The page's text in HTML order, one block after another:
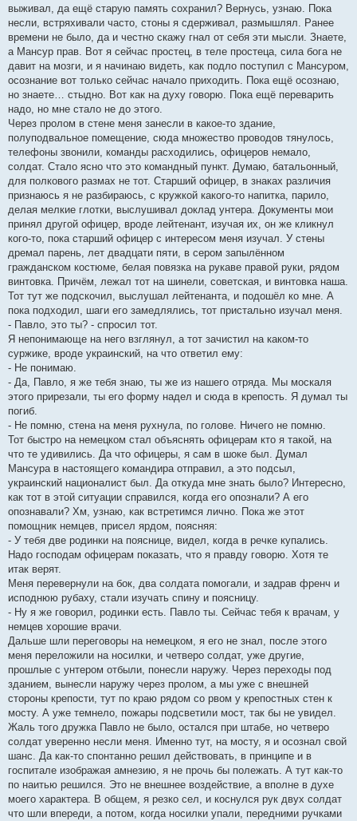
выживал, да ещё старую память сохранил? Вернусь, узнаю. Пока
несли, встряхивали часто, стоны я сдерживал, размышлял. Ранее
времени не было, да и честно скажу гнал от себя эти мысли. Знаете,
а Мансур прав. Вот я сейчас простец, в теле простеца, сила бога не
давит на мозги, и я начинаю видеть, как подло поступил с Мансуром,
осознание вот только сейчас начало приходить. Пока ещё осознаю,
но знаете… стыдно. Вот как на духу говорю. Пока ещё переварить
надо, но мне стало не до этого.
Через пролом в стене меня занесли в какое-то здание,
полуподвальное помещение, сюда множество проводов тянулось,
телефоны звонили, команды расходились, офицеров немало,
солдат. Стало ясно что это командный пункт. Думаю, батальонный,
для полкового размах не тот. Старший офицер, в знаках различия
признаюсь я не разбираюсь, с кружкой какого-то напитка, парило,
делая мелкие глотки, выслушивал доклад унтера. Документы мои
принял другой офицер, вроде лейтенант, изучая их, он же кликнул
кого-то, пока старший офицер с интересом меня изучал. У стены
дремал парень, лет двадцати пяти, в сером запылённом
гражданском костюме, белая повязка на рукаве правой руки, рядом
винтовка. Причём, лежал тот на шинели, советская, и винтовка наша.
Тот тут же подскочил, выслушал лейтенанта, и подошёл ко мне. А
пока подходил, шаги его замедлялись, тот пристально изучал меня.
- Павло, это ты? - спросил тот.
Я непонимающе на него взглянул, а тот зачистил на каком-то
суржике, вроде украинский, на что ответил ему:
- Не понимаю.
- Да, Павло, я же тебя знаю, ты же из нашего отряда. Мы москаля
этого прирезали, ты его форму надел и сюда в крепость. Я думал ты
погиб.
- Не помню, стена на меня рухнула, по голове. Ничего не помню.
Тот быстро на немецком стал объяснять офицерам кто я такой, на
что те удивились. Да что офицеры, я сам в шоке был. Думал
Мансура в настоящего командира отправил, а это подсыл,
украинский националист был. Да откуда мне знать было? Интересно,
как тот в этой ситуации справился, когда его опознали? А его
опознавали? Хм, узнаю, как встретимся лично. Пока же этот
помощник немцев, присел ярдом, поясняя:
- У тебя две родинки на пояснице, видел, когда в речке купались.
Надо господам офицерам показать, что я правду говорю. Хотя те
итак верят.
Меня перевернули на бок, два солдата помогали, и задрав френч и
исподнюю рубаху, стали изучать спину и поясницу.
- Ну я же говорил, родинки есть. Павло ты. Сейчас тебя к врачам, у
немцев хорошие врачи.
Дальше шли переговоры на немецком, я его не знал, после этого
меня переложили на носилки, и четверо солдат, уже другие,
прошлые с унтером отбыли, понесли наружу. Через переходы под
зданием, вынесли наружу через пролом, а мы уже с внешней
стороны крепости, тут по краю рядом со рвом у крепостных стен к
мосту. А уже темнело, пожары подсветили мост, так бы не увидел.
Жаль того дружка Павло не было, остался при штабе, но четверо
солдат уверенно несли меня. Именно тут, на мосту, я и осознал свой
шанс. Да как-то спонтанно решил действовать, в принципе и в
госпитале изображая амнезию, я не прочь бы полежать. А тут как-то
по наитью решился. Это не внешнее воздействие, а вполне в духе
моего характера. В общем, я резко сел, и коснулся рук двух солдат
что шли впереди, а потом, когда носилки упали, передними ручками